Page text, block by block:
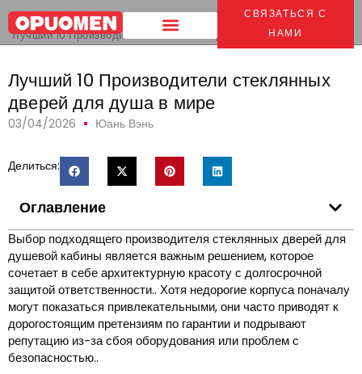
СВЯЗАТЬСЯ С
НАМИ
Дом >
Лучший 10 Производители стеклянных дверей для душа в мире
Лучший 10 Производители стеклянных
дверей для душа в мире
03/04/2026 Юань Вэнь
Делиться:
Оглавление
Выбор подходящего производителя стеклянных дверей для
душевой кабины является важным решением, которое
сочетает в себе архитектурную красоту с долгосрочной
защитой ответственности.. Хотя недорогие корпуса поначалу
могут показаться привлекательными, они часто приводят к
дорогостоящим претензиям по гарантии и подрывают
репутацию из-за сбоя оборудования или проблем с
безопасностью..